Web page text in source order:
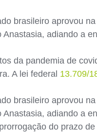
brasileiro aprovou
Anastasia, adiando a
da pandemia de
A lei federal 13.709/
brasileiro aprovou
Anastasia, adiando a
do prazo